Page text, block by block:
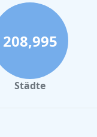
208,995
Städte